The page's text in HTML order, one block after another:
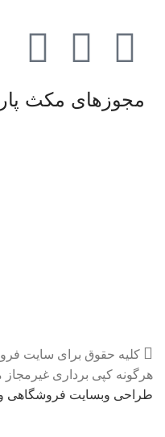
مجوزهای مکث
کلیه حقوق برای سایت
هرگونه کپی برداری
طراحی وبسایت فروشگاهی و